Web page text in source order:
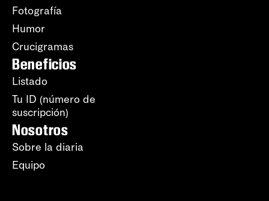
Fotografía
Humor
Crucigramas
Beneficios
Listado
Tu ID (número de
suscripción)
Nosotros
Sobre la diaria
Equipo